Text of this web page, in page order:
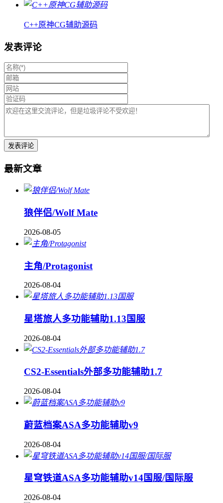
C++原神CG辅助源码
发表评论
最新文章
狼伴侣/Wolf Mate
2026-08-05
主角/Protagonist
2026-08-04
星塔旅人多功能辅助1.13国服
2026-08-04
CS2-Essentials外部多功能辅助1.7
2026-08-04
蔚蓝档案ASA多功能辅助v9
2026-08-04
星穹铁道ASA多功能辅助v14国服/国际服
2026-08-04